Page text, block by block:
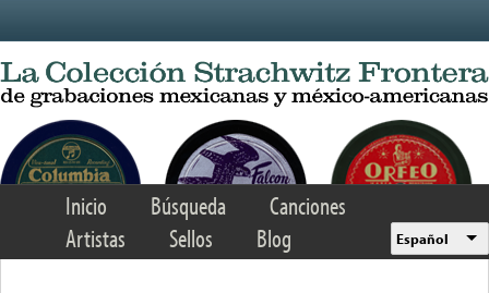
Inicio Búsqueda
Canciones
Artistas
Sellos Blog Español